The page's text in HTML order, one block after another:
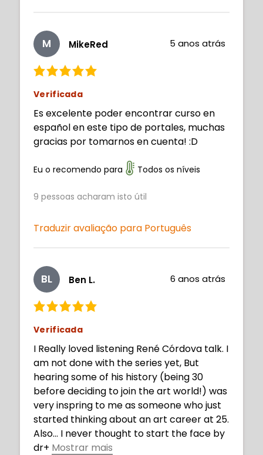
M MikeRed 5 anos atrás
Verificada
Es excelente poder encontrar curso en
español en este tipo de portales, muchas
gracias por tomarnos en cuenta! :D
Eu o recomendo para Todos os níveis
9 pessoas acharam isto útil
Traduzir avaliação para Português
BL Ben L. 6 anos atrás
Verificada
I Really loved listening René Córdova talk. I
am not done with the series yet, But
hearing some of his history (being 30
before deciding to join the art world!) was
very inspring to me as someone who just
started thinking about an art career at 25.
Also... I never thought to start the face by
dr+ Mostrar mais